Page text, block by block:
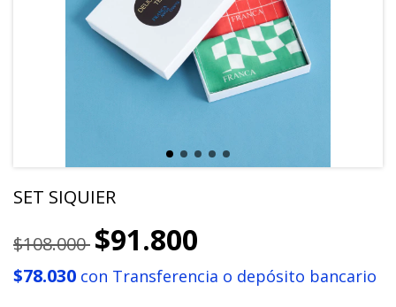
SET SIQUIER
$108.000 $91.800
$78.030 con Transferencia o depósito bancario